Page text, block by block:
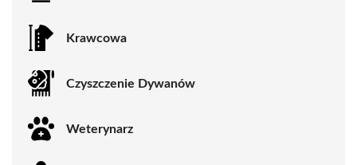
Krawcowa
Czyszczenie Dywanów
Weterynarz